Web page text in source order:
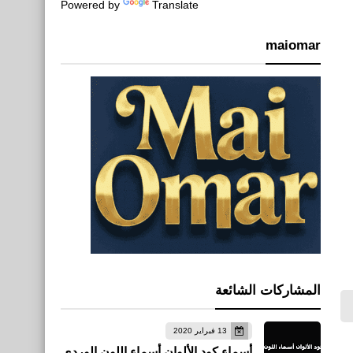
Powered by Translate
maiomar
المشاركات الشائعة
13 فبراير 2020